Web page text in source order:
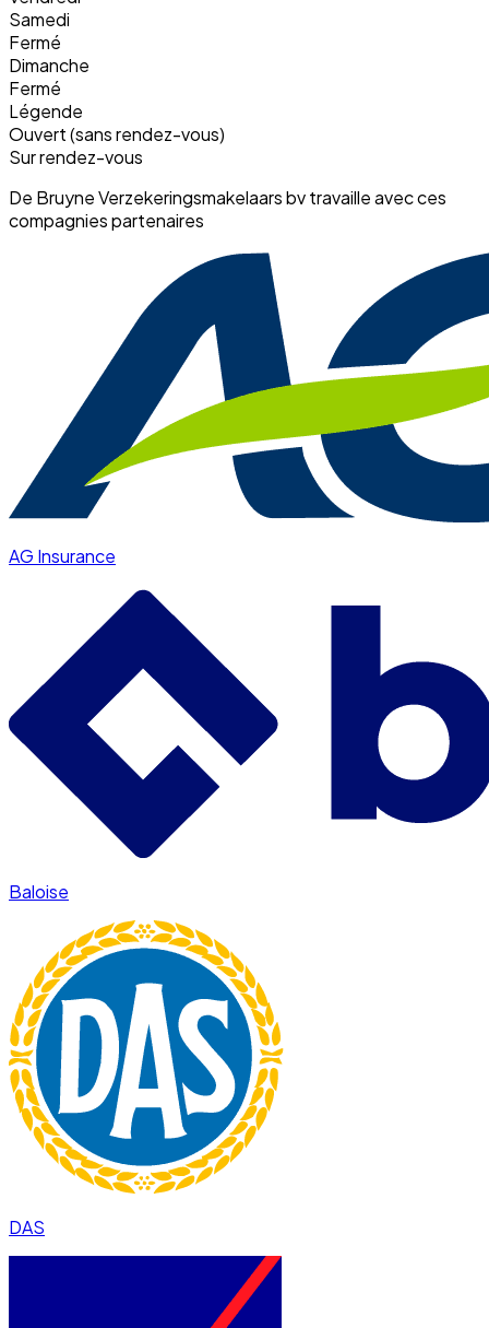
Samedi
Fermé
Dimanche
Fermé
Légende
Ouvert (sans rendez-vous)
Sur rendez-vous
De Bruyne Verzekeringsmakelaars bv travaille avec ces
compagnies partenaires
AG Insurance
Baloise
DAS